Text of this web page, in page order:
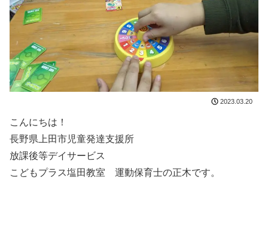
2023.03.20
こんにちは！
長野県上田市児童発達支援所
放課後等デイサービス
こどもプラス塩田教室 運動保育士の正木です。